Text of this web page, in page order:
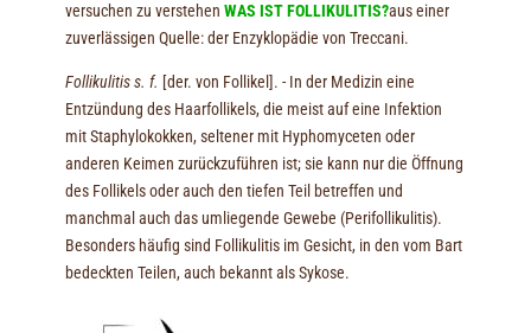
versuchen zu verstehen WAS IST FOLLIKULITIS?aus einer
zuverlässigen Quelle: der Enzyklopädie von Treccani.
Follikulitis s. f. [der. von Follikel]. - In der Medizin eine
Entzündung des Haarfollikels, die meist auf eine Infektion
mit Staphylokokken, seltener mit Hyphomyceten oder
anderen Keimen zurückzuführen ist; sie kann nur die Öffnung
des Follikels oder auch den tiefen Teil betreffen und
manchmal auch das umliegende Gewebe (Perifollikulitis).
Besonders häufig sind Follikulitis im Gesicht, in den vom Bart
bedeckten Teilen, auch bekannt als Sykose.